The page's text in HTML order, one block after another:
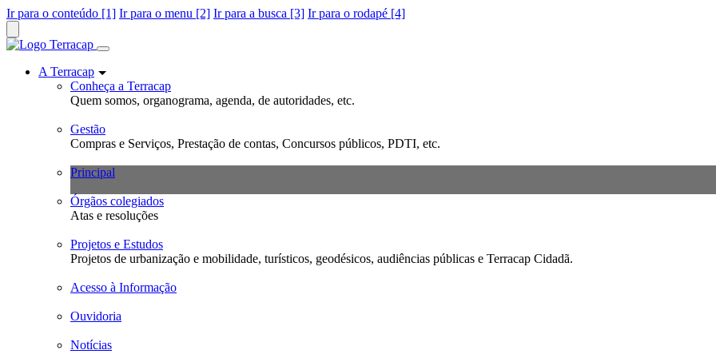
Ir para o conteúdo [1] Ir para o menu [2] Ir para a busca [3] Ir para o rodapé [4]
A Terracap
Conheça a Terracap
Quem somos, organograma, agenda, de autoridades, etc.
Gestão
Compras e Serviços, Prestação de contas, Concursos públicos, PDTI, etc.
Principal
Órgãos colegiados
Atas e resoluções
Projetos e Estudos
Projetos de urbanização e mobilidade, turísticos, geodésicos, audiências públicas e Terracap Cidadã.
Acesso à Informação
Ouvidoria
Notícias